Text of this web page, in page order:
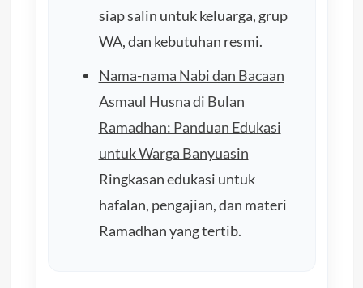
siap salin untuk keluarga, grup
WA, dan kebutuhan resmi.
Nama-nama Nabi dan Bacaan
Asmaul Husna di Bulan
Ramadhan: Panduan Edukasi
untuk Warga Banyuasin
Ringkasan edukasi untuk
hafalan, pengajian, dan materi
Ramadhan yang tertib.